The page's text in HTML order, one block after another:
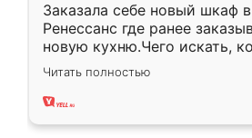
Заказала себе новый шкаф
Ренессанс где ранее
новую кухню.Чего искать,
вполне довольна. Служит
два года, нареканий нет.
Читать полностью